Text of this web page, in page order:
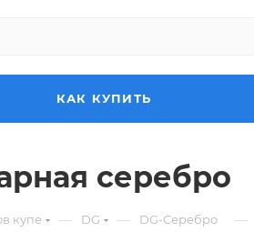
КАК КУПИТЬ
серебро
купе — DG — DG-Серебро —